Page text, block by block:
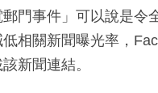
郵門事件」可以說是
低相關新聞曝光率，
新聞連結。